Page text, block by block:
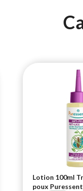
Lotion 100ml
poux